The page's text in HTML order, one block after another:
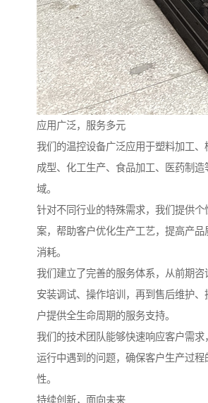
应用广泛，服务多元
我们的温控设备广泛应用于塑料加工、
成型、化工生产、食品加工、医药制造
域。
针对不同行业的特殊需求，我们提供个
案，帮助客户优化生产工艺，提高产品
消耗。
我们建立了完善的服务体系，从前期咨
安装调试、操作培训，再到售后维护、
户提供全生命周期的服务支持。
我们的技术团队能够快速响应客户需求
运行中遇到的问题，确保客户生产过程
性。
持续创新，面向未来